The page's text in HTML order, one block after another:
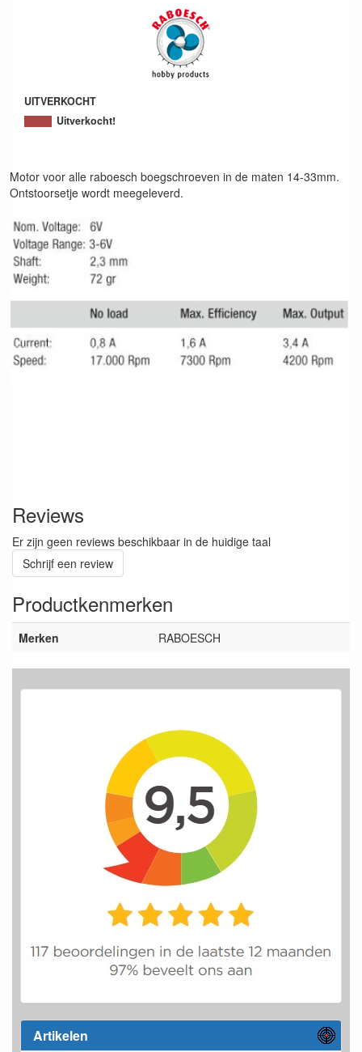
Artikelen
UITVERKOCHT
Uitverkocht!
Motor voor alle raboesch boegschroeven in de maten 14-33mm.
Ontstoorsetje wordt meegeleverd.
Reviews
Er zijn geen reviews beschikbaar in de huidige taal
Schrijf een review
Productkenmerken
Merken RABOESCH